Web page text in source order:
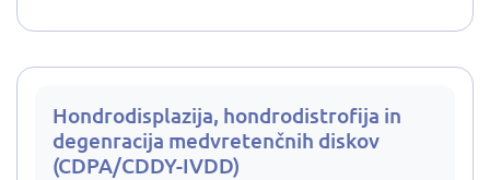
Hondrodisplazija, hondrodistrofija in
degenracija medvretenčnih diskov
(CDPA/CDDY-IVDD)